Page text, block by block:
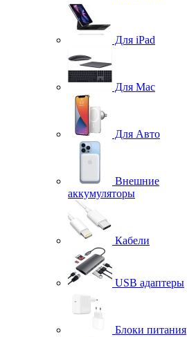
Для iPad
Для Mac
Для Авто
Внешние
аккумуляторы
Кабели
USB адаптеры
Блоки питания